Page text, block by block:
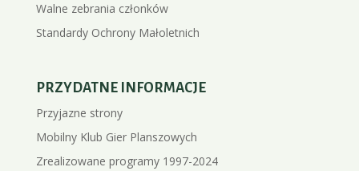
Walne zebrania członków
Standardy Ochrony Małoletnich
PRZYDATNE INFORMACJE
Przyjazne strony
Mobilny Klub Gier Planszowych
Zrealizowane programy 1997-2024